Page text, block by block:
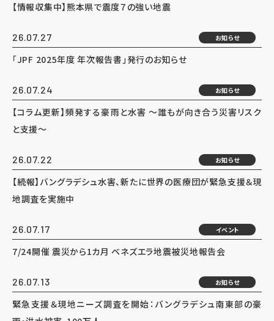
【情報収集中】熊本県で震度７の強い地震
26.07.27 お知らせ
「JPF 2025年度 年次報告書」発行のお知らせ
26.07.24 お知らせ
【コラム更新】頻発する豪雨と水害 ～誰もが向き合う災害リスク
と支援～
26.07.22 お知らせ
【続報】バングラデシュ水害、新たに世界の医療団が緊急支援＆現
地調査を実施中
26.07.17 イベント
7/24開催 震災から1カ月 ベネズエラ地震被災地報告会
26.07.13 お知らせ
緊急支援＆現地ニーズ調査を開始：バングラデシュ南東部の豪